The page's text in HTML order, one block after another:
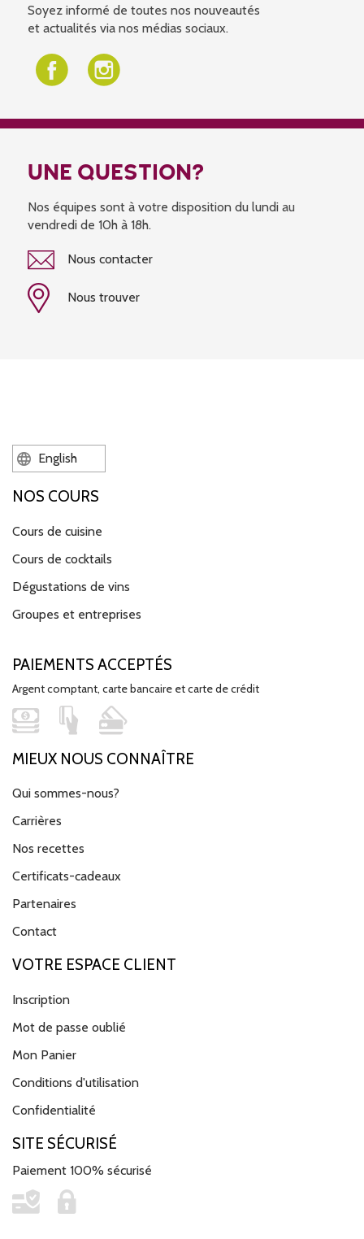
Soyez informé de toutes nos nouveautés
et actualités via nos médias sociaux.
UNE QUESTION?
Nos équipes sont à votre disposition du lundi au
vendredi de 10h à 18h.
Nous contacter
Nous trouver
English
NOS COURS
Cours de cuisine
Cours de cocktails
Dégustations de vins
Groupes et entreprises
PAIEMENTS ACCEPTÉS
Argent comptant, carte bancaire et carte de crédit
MIEUX NOUS CONNAÎTRE
Qui sommes-nous?
Carrières
Nos recettes
Certificats-cadeaux
Partenaires
Contact
VOTRE ESPACE CLIENT
Inscription
Mot de passe oublié
Mon Panier
Conditions d'utilisation
Confidentialité
SITE SÉCURISÉ
Paiement 100% sécurisé